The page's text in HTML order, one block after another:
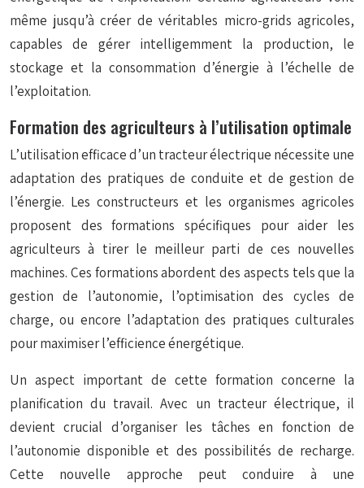
même jusqu’à créer de véritables micro-grids agricoles,
capables de gérer intelligemment la production, le
stockage et la consommation d’énergie à l’échelle de
l’exploitation.
Formation des agriculteurs à l’utilisation optimale
L’utilisation efficace d’un tracteur électrique nécessite une
adaptation des pratiques de conduite et de gestion de
l’énergie. Les constructeurs et les organismes agricoles
proposent des formations spécifiques pour aider les
agriculteurs à tirer le meilleur parti de ces nouvelles
machines. Ces formations abordent des aspects tels que la
gestion de l’autonomie, l’optimisation des cycles de
charge, ou encore l’adaptation des pratiques culturales
pour maximiser l’efficience énergétique.
Un aspect important de cette formation concerne la
planification du travail. Avec un tracteur électrique, il
devient crucial d’organiser les tâches en fonction de
l’autonomie disponible et des possibilités de recharge.
Cette nouvelle approche peut conduire à une